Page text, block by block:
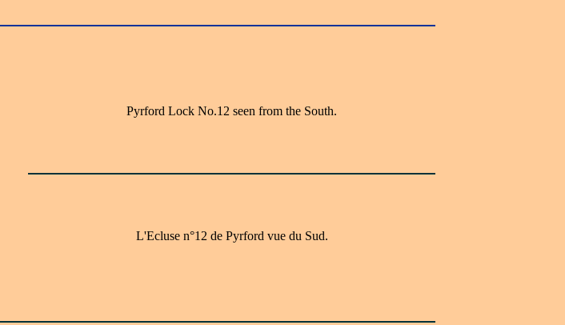
Pyrford Lock No.12 seen from the South.
L'Ecluse n°12 de Pyrford vue du Sud.